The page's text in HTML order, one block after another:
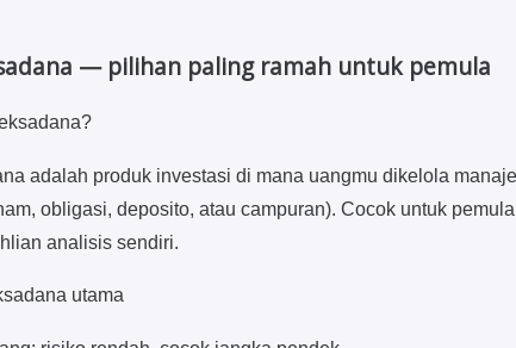
— pilihan paling ramah untuk pemula
adalah produk investasi di mana uangmu dikelola
obligasi, deposito, atau campuran). Cocok untuk
analisis sendiri.
utama